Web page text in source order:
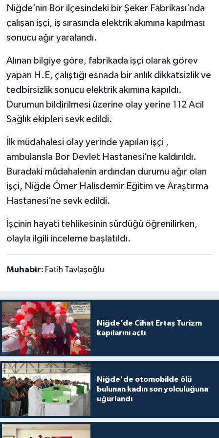
Niğde’nin Bor ilçesindeki bir Şeker Fabrikası’nda
çalışan işçi, iş sırasında elektrik akımına kapılması
sonucu ağır yaralandı.
Alınan bilgiye göre, fabrikada işçi olarak görev
yapan H.E, çalıştığı esnada bir anlık dikkatsizlik ve
tedbirsizlik sonucu elektrik akımına kapıldı.
Durumun bildirilmesi üzerine olay yerine 112 Acil
Sağlık ekipleri sevk edildi.
İlk müdahalesi olay yerinde yapılan işçi ,
ambulansla Bor Devlet Hastanesi’ne kaldırıldı.
Buradaki müdahalenin ardından durumu ağır olan
işçi, Niğde Ömer Halisdemir Eğitim ve Araştırma
Hastanesi’ne sevk edildi.
İşçinin hayati tehlikesinin sürdüğü öğrenilirken,
olayla ilgili inceleme başlatıldı.
Muhabir: Fatih Tavlaşoğlu
Niğde’de Cihat Ertaş Turizm
kapılarını açtı
Niğde'de otomobilde ölü
bulunan kadın son yolculuğuna
uğurlandı